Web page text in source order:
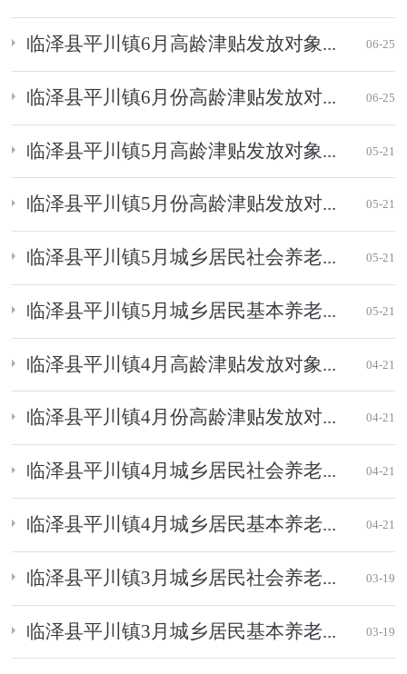
临泽县平川镇6月高龄津贴发放对象... 06-25
临泽县平川镇6月份高龄津贴发放对... 06-25
临泽县平川镇5月高龄津贴发放对象... 05-21
临泽县平川镇5月份高龄津贴发放对... 05-21
临泽县平川镇5月城乡居民社会养老... 05-21
临泽县平川镇5月城乡居民基本养老... 05-21
临泽县平川镇4月高龄津贴发放对象... 04-21
临泽县平川镇4月份高龄津贴发放对... 04-21
临泽县平川镇4月城乡居民社会养老... 04-21
临泽县平川镇4月城乡居民基本养老... 04-21
临泽县平川镇3月城乡居民社会养老... 03-19
临泽县平川镇3月城乡居民基本养老... 03-19